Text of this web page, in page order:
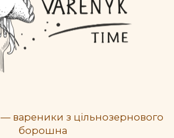
— вареники з цільнозернового
борошна